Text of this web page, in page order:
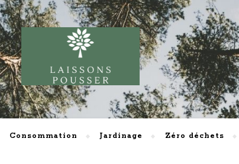
Consommation Jardinage Zéro déchets